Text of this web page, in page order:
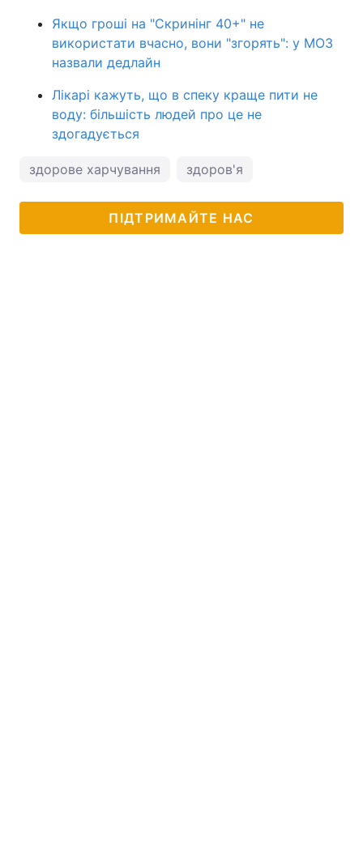
Якщо гроші на "Скринінг 40+" не
використати вчасно, вони "згорять": у МОЗ
назвали дедлайн
Лікарі кажуть, що в спеку краще пити не
воду: більшість людей про це не
здогадується
здорове харчування здоров'я
ПІДТРИМАЙТЕ НАС